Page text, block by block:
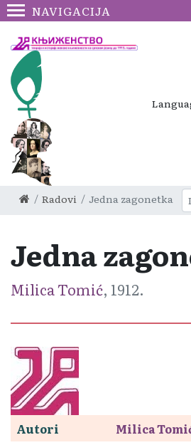
NAVIGACIJA
Radovi Jedna zagonetka
Jedna
Milica Tomić, 1912.
Autori
Milica